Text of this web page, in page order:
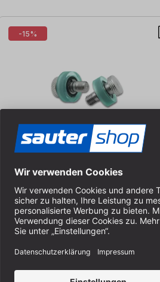
-15%
Benchdog Tools Zentrierpins für
| Präzise Ausrichtung
Art.-Nr.: BD-BD0868
Auf Lager, Lieferung in 1-2 Werktagen
19,92 €